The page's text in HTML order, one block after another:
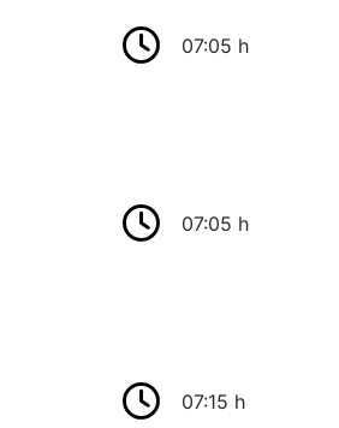
07:05 h
07:05 h
07:15 h